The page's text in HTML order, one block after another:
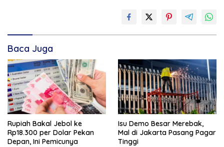
Baca Juga
Rupiah Bakal Jebol ke
Rp18.300 per Dolar Pekan
Depan, Ini Pemicunya
Isu Demo Besar Merebak,
Mal di Jakarta Pasang Pagar
Tinggi